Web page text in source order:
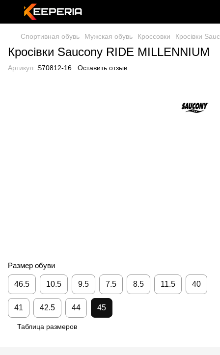
Спортивная обувь Мужская обувь Кроссовки Кросівки
Кросівки Saucony RIDE MILLENNIUM
Артикул: S70812-16 Оставить отзыв
Размер обуви
46.5 10.5 9.5 7.5 8.5 11.5 40
41 42.5 44 45
Таблица размеров